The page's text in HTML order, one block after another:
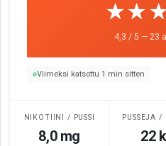
4,3 / 5 — 23
Viimeksi katsottu 1 min sitten
NIKOTIINI / PUSSI
8,0 mg
PUSSEJA /
22